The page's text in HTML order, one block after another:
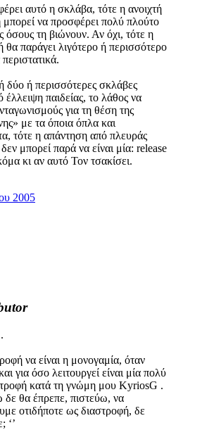
αυτό η σκλάβα, τότε η ανοιχτή
να προσφέρει πολύ πλούτο
όσους τη βιώνουν. Αν όχι, τότε η
θα παράγει λιγότερο ή περισσότερο
δύο ή περισσότερες σκλάβες
έλλειψη παιδείας, το λάθος να
για τη θέση της
με τα όποια όπλα και
τότε η απάντηση από πλευράς
μπορεί παρά να είναι μία: release
κι αν αυτό Τον τσακίσει.
2005
να είναι η μονογαμία, όταν
για όσο λειτουργεί είναι μία πολύ
κατά τη γνώμη μου KyriosG .
δε θα έπρεπε, πιστεύω, να
οτιδήποτε ως διαστροφή, δε
‘’